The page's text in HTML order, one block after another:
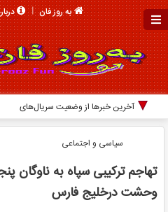
به روز فان
آخرین خبرها از وضعیت سریال‌های پایتخت 8
سیاسی و اجتماعی
تهاجم ترکیبی سپاه به ناوگان
وحشت درخلیج فارس